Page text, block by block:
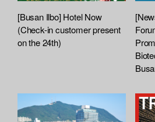
[Busan Ilbo] Hotel Now
(Check-in customer present
on the 24th)